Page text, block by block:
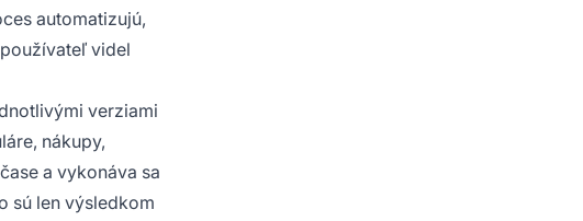
automatizujú,
videl
verziami
nákupy,
a vykonáva sa
sú len výsledkom